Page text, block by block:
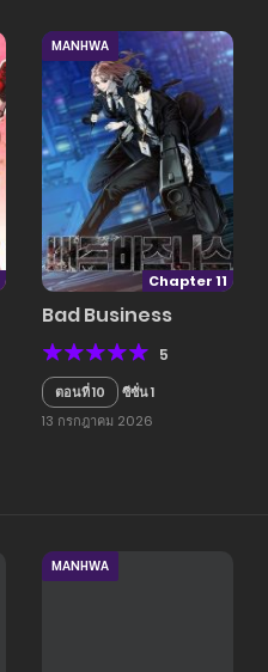
Chapter 11
MANHWA
Bad Business
5
ตอนที่ 10
ซีซั่น 1
13 กรกฎาคม 2026
MANHWA